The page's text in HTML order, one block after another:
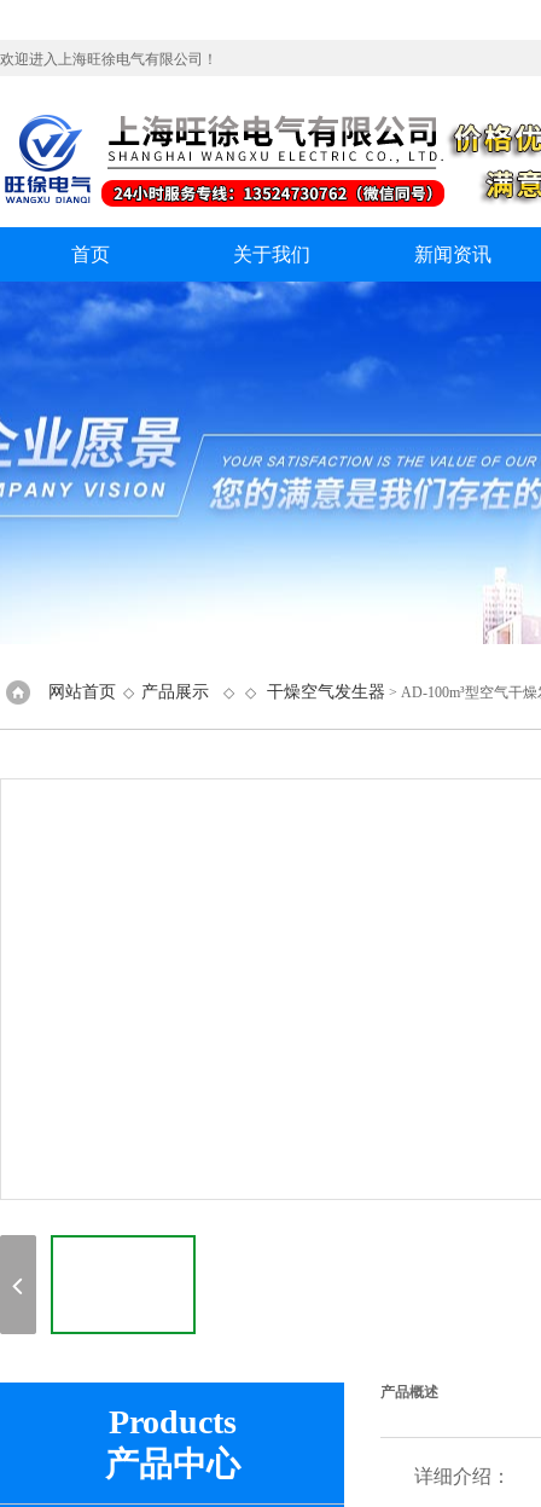
欢迎进入上海旺徐电气有限公司！
首页 关于我们 新闻资讯
网站首页 ◇ 产品展示 ◇ ◇ 干燥空气发生器 > AD-100m³型空气干
Products
产品中心
产品概述
详细介绍：